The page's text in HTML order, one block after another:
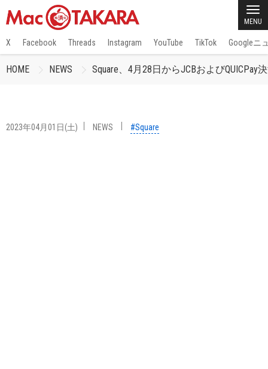
MENU
X Facebook Threads Instagram YouTube TikTok Googleニ
HOME NEWS Square、4月28日からJCBおよび
2023年04月01日(土) NEWS #Square